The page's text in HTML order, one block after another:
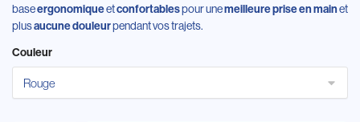
baseergonomiqueetconfortablespour unemeilleure prise en mainet
plusaucune douleurpendant vos trajets.
Couleur